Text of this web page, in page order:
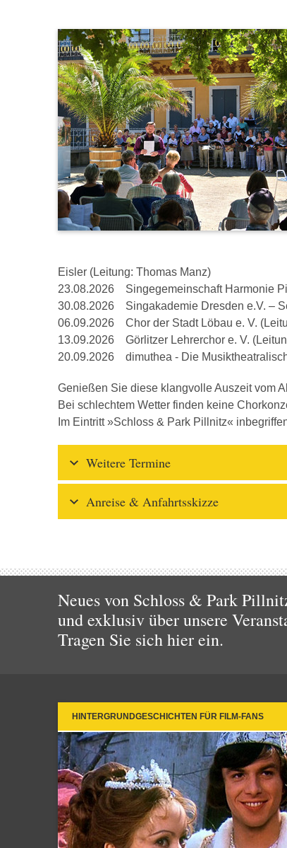
Eisler (Leitung: Thomas Manz)
23.08.2026 Singegemeinschaft Harmonie
30.08.2026 Singakademie Dresden e.V. –
06.09.2026 Chor der Stadt Löbau e. V.
13.09.2026 Görlitzer Lehrerchor e. V.
20.09.2026 dimuthea - Die
Genießen Sie diese klangvolle Auszeit vom
Bei schlechtem Wetter finden keine
Im Eintritt »Schloss & Park Pillnitz«
Weitere Termine
Anreise & Anfahrtsskizze
Neues von Schloss & Park
und exklusiv über unsere
Tragen Sie sich hier ein.
HINTERGRUNDGESCHICHTEN FÜR FILM-FANS